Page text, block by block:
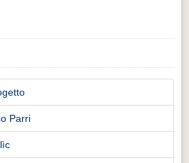
Parri